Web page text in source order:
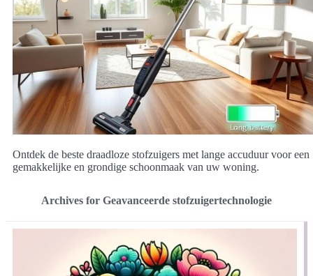
Ontdek de beste draadloze stofzuigers met lange accuduur voor een
gemakkelijke en grondige schoonmaak van uw woning.
Archives for Geavanceerde stofzuigertechnologie